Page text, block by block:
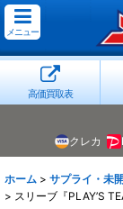
メニュー
高価買取表
クレカ
ホーム > サプライ・未
> スリーブ『PLAY’S